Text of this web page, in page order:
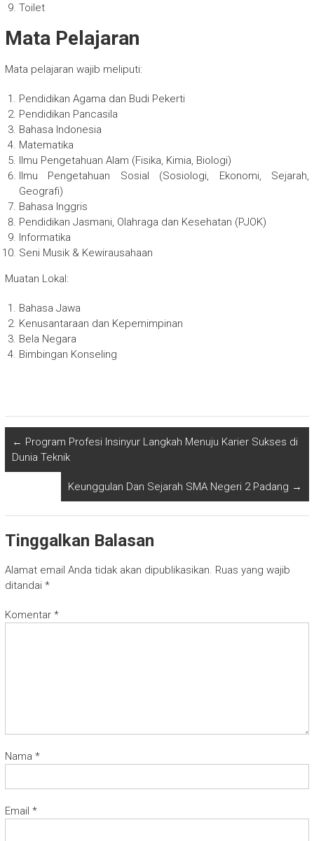
Toilet
Mata Pelajaran
Mata pelajaran wajib meliputi:
Pendidikan Agama dan Budi Pekerti
Pendidikan Pancasila
Bahasa Indonesia
Matematika
Ilmu Pengetahuan Alam (Fisika, Kimia, Biologi)
Ilmu Pengetahuan Sosial (Sosiologi, Ekonomi, Sejarah,
Geografi)
Bahasa Inggris
Pendidikan Jasmani, Olahraga dan Kesehatan (PJOK)
Informatika
Seni Musik & Kewirausahaan
Muatan Lokal:
Bahasa Jawa
Kenusantaraan dan Kepemimpinan
Bela Negara
Bimbingan Konseling
← Program Profesi Insinyur Langkah Menuju Karier Sukses di
Dunia Teknik
Keunggulan Dan Sejarah SMA Negeri 2 Padang →
Tinggalkan Balasan
Alamat email Anda tidak akan dipublikasikan. Ruas yang wajib
ditandai *
Komentar *
Nama *
Email *